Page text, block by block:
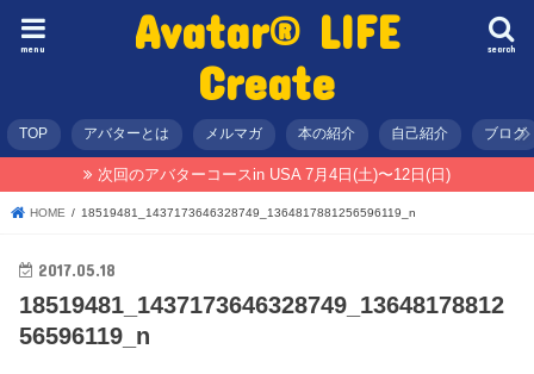
Avatar® LIFE
Create
search
menu
TOP アバターとは メルマガ 本の紹介 自己紹介 ブログ
次回のアバターコースin USA 7月4日(土)〜12日(日)
HOME 18519481_1437173646328749_1364817881256596119_n
2017.05.18
18519481_1437173646328749_13648178812
56596119_n